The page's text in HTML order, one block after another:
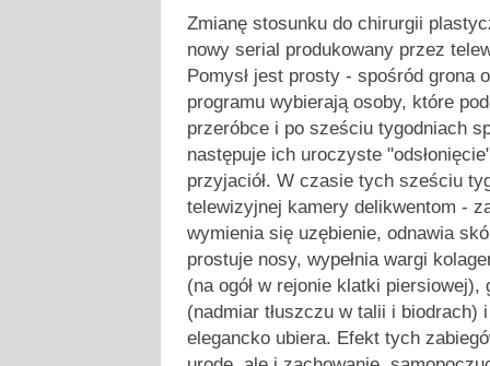
Zmianę stosunku do chirurgii
nowy serial produkowany przez
Pomysł jest prosty - spośród grona
programu wybierają osoby, które
przeróbce i po sześciu tygodniach
następuje ich uroczyste
przyjaciół. W czasie tych sześciu
telewizyjnej kamery delikwentom -
wymienia się uzębienie, odnawia
prostuje nosy, wypełnia wargi
(na ogół w rejonie klatki piersiowej),
(nadmiar tłuszczu w talii i biodrach)
elegancko ubiera. Efekt tych